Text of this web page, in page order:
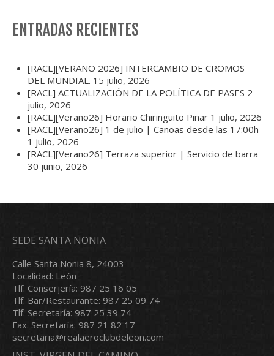
ENTRADAS RECIENTES
[RACL][VERANO 2026] INTERCAMBIO DE CROMOS
DEL MUNDIAL. 15 julio, 2026
[RACL] ACTUALIZACIÓN DE LA POLÍTICA DE PASES 2
julio, 2026
[RACL][Verano26] Horario Chiringuito Pinar 1 julio, 2026
[RACL][Verano26] 1 de julio | Canoas desde las 17:00h
1 julio, 2026
[RACL][Verano26] Terraza superior | Servicio de barra
30 junio, 2026
SEDE SANTA NONIA
Calle Santa Nonia 8, 24003
Localidad: León
Tlf. Conserjería: 987 25 16 05
Tlf. Bar/Restaurante: 987 25 09 74
Tlf. Secretaría: 987 25 39 74
Fax. Secretaría: 987 21 82 17
secretaria@realaeroclubdeleon.com